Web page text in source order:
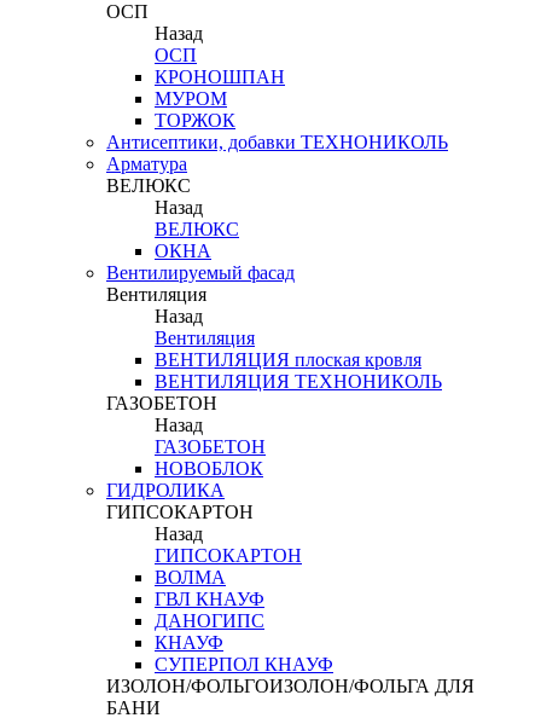
ОСП
Назад
ОСП
КРОНОШПАН
МУРОМ
ТОРЖОК
Антисептики, добавки ТЕХНОНИКОЛЬ
Арматура
ВЕЛЮКС
Назад
ВЕЛЮКС
ОКНА
Вентилируемый фасад
Вентиляция
Назад
Вентиляция
ВЕНТИЛЯЦИЯ плоская кровля
ВЕНТИЛЯЦИЯ ТЕХНОНИКОЛЬ
ГАЗОБЕТОН
Назад
ГАЗОБЕТОН
НОВОБЛОК
ГИДРОЛИКА
ГИПСОКАРТОН
Назад
ГИПСОКАРТОН
ВОЛМА
ГВЛ КНАУФ
ДАНОГИПС
КНАУФ
СУПЕРПОЛ КНАУФ
ИЗОЛОН/ФОЛЬГОИЗОЛОН/ФОЛЬГА ДЛЯ
БАНИ